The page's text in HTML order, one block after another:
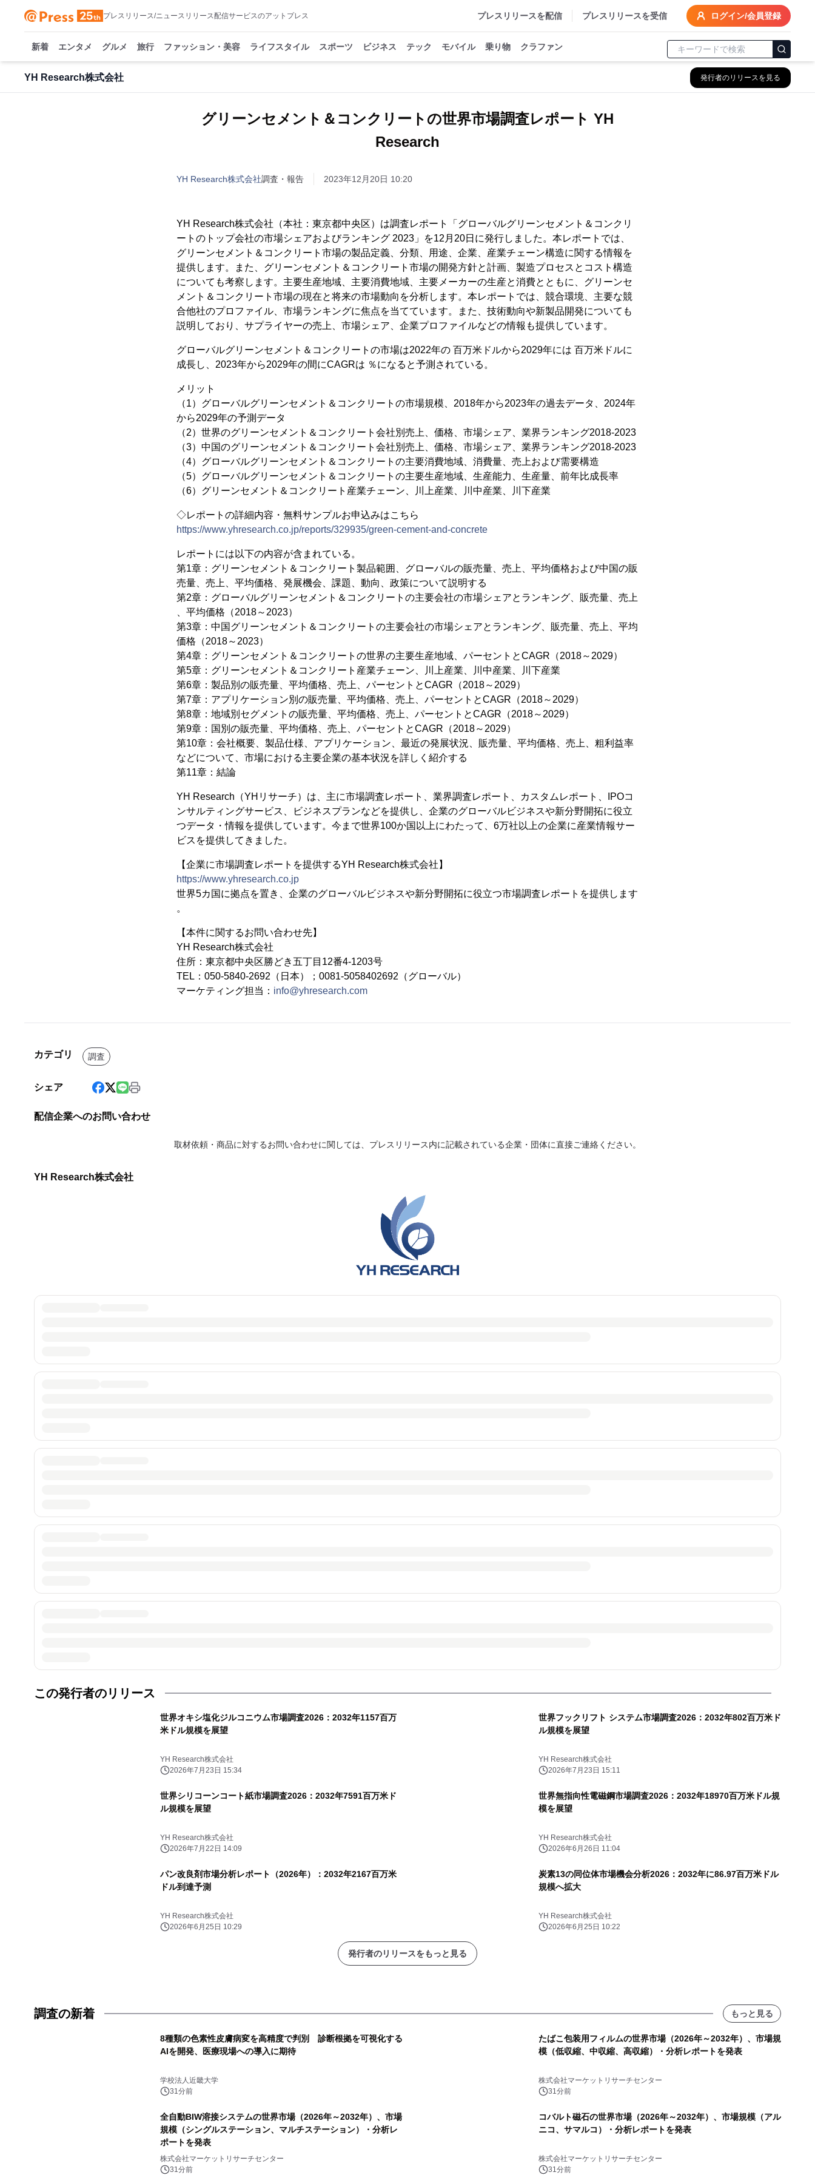
プレスリリース/ニュースリリース配信サービスのアットプレス プレスリリースを配信 プレスリリースを受信 ログイン/会員登録
新着 エンタメ グルメ 旅行 ファッション・美容 ライフスタイル スポーツ ビジネス テック モバイル 乗り物 クラファン
YH Research株式会社 発行者のリリースを見る
グリーンセメント＆コンクリートの世界市場調査レポート YH
Research
YH Research株式会社調査・報告 2023年12月20日 10:20
YH Research株式会社（本社：東京都中央区）は調査レポート「グローバルグリーンセメント＆コンクリ
ートのトップ会社の市場シェアおよびランキング 2023」を12月20日に発行しました。本レポートでは、
グリーンセメント＆コンクリート市場の製品定義、分類、用途、企業、産業チェーン構造に関する情報を
提供します。また、グリーンセメント＆コンクリート市場の開発方針と計画、製造プロセスとコスト構造
についても考察します。主要生産地域、主要消費地域、主要メーカーの生産と消費とともに、グリーンセ
メント＆コンクリート市場の現在と将来の市場動向を分析します。本レポートでは、競合環境、主要な競
合他社のプロファイル、市場ランキングに焦点を当てています。また、技術動向や新製品開発についても
説明しており、サプライヤーの売上、市場シェア、企業プロファイルなどの情報も提供しています。
グローバルグリーンセメント＆コンクリートの市場は2022年の 百万米ドルから2029年には 百万米ドルに
成長し、2023年から2029年の間にCAGRは ％になると予測されている。
メリット
（1）グローバルグリーンセメント＆コンクリートの市場規模、2018年から2023年の過去データ、2024年
から2029年の予測データ
（2）世界のグリーンセメント＆コンクリート会社別売上、価格、市場シェア、業界ランキング2018-2023
（3）中国のグリーンセメント＆コンクリート会社別売上、価格、市場シェア、業界ランキング2018-2023
（4）グローバルグリーンセメント＆コンクリートの主要消費地域、消費量、売上および需要構造
（5）グローバルグリーンセメント＆コンクリートの主要生産地域、生産能力、生産量、前年比成長率
（6）グリーンセメント＆コンクリート産業チェーン、川上産業、川中産業、川下産業
◇レポートの詳細内容・無料サンプルお申込みはこちら
https://www.yhresearch.co.jp/reports/329935/green-cement-and-concrete
レポートには以下の内容が含まれている。
第1章：グリーンセメント＆コンクリート製品範囲、グローバルの販売量、売上、平均価格および中国の販
売量、売上、平均価格、発展機会、課題、動向、政策について説明する
第2章：グローバルグリーンセメント＆コンクリートの主要会社の市場シェアとランキング、販売量、売上
、平均価格（2018～2023）
第3章：中国グリーンセメント＆コンクリートの主要会社の市場シェアとランキング、販売量、売上、平均
価格（2018～2023）
第4章：グリーンセメント＆コンクリートの世界の主要生産地域、パーセントとCAGR（2018～2029）
第5章：グリーンセメント＆コンクリート産業チェーン、川上産業、川中産業、川下産業
第6章：製品別の販売量、平均価格、売上、パーセントとCAGR（2018～2029）
第7章：アプリケーション別の販売量、平均価格、売上、パーセントとCAGR（2018～2029）
第8章：地域別セグメントの販売量、平均価格、売上、パーセントとCAGR（2018～2029）
第9章：国別の販売量、平均価格、売上、パーセントとCAGR（2018～2029）
第10章：会社概要、製品仕様、アプリケーション、最近の発展状況、販売量、平均価格、売上、粗利益率
などについて、市場における主要企業の基本状況を詳しく紹介する
第11章：結論
YH Research（YHリサーチ）は、主に市場調査レポート、業界調査レポート、カスタムレポート、IPOコ
ンサルティングサービス、ビジネスプランなどを提供し、企業のグローバルビジネスや新分野開拓に役立
つデータ・情報を提供しています。今まで世界100か国以上にわたって、6万社以上の企業に産業情報サー
ビスを提供してきました。
【企業に市場調査レポートを提供するYH Research株式会社】
https://www.yhresearch.co.jp
世界5カ国に拠点を置き、企業のグローバルビジネスや新分野開拓に役立つ市場調査レポートを提供します
。
【本件に関するお問い合わせ先】
YH Research株式会社
住所：東京都中央区勝どき五丁目12番4-1203号
TEL：050-5840-2692（日本）；0081-5058402692（グローバル）
マーケティング担当： info@yhresearch.com
カテゴリ 調査
シェア
配信企業へのお問い合わせ
取材依頼・商品に対するお問い合わせに関しては、プレスリリース内に記載されている企業・団体に直接ご連絡ください。
YH Research株式会社
この発行者のリリース
世界オキシ塩化ジルコニウム市場調査2026：2032年1157百万
米ドル規模を展望
YH Research株式会社
2026年7月23日 15:34
世界フックリフト システム市場調査2026：2032年802百万米ド
ル規模を展望
YH Research株式会社
2026年7月23日 15:11
世界シリコーンコート紙市場調査2026：2032年7591百万米ド
ル規模を展望
YH Research株式会社
2026年7月22日 14:09
世界無指向性電磁鋼市場調査2026：2032年18970百万米ドル規
模を展望
YH Research株式会社
2026年6月26日 11:04
パン改良剤市場分析レポート（2026年）：2032年2167百万米
ドル到達予測
YH Research株式会社
2026年6月25日 10:29
炭素13の同位体市場機会分析2026：2032年に86.97百万米ドル
規模へ拡大
YH Research株式会社
2026年6月25日 10:22
発行者のリリースをもっと見る
調査の新着 もっと見る
8種類の色素性皮膚病変を高精度で判別 診断根拠を可視化する
AIを開発、医療現場への導入に期待
学校法人近畿大学
31分前
たばこ包装用フィルムの世界市場（2026年～2032年）、市場規
模（低収縮、中収縮、高収縮）・分析レポートを発表
株式会社マーケットリサーチセンター
31分前
全自動BIW溶接システムの世界市場（2026年～2032年）、市場
規模（シングルステーション、マルチステーション）・分析レ
ポートを発表
株式会社マーケットリサーチセンター
31分前
コバルト磁石の世界市場（2026年～2032年）、市場規模（アル
ニコ、サマルコ）・分析レポートを発表
株式会社マーケットリサーチセンター
31分前